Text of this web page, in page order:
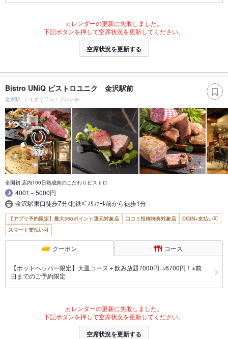
カレンダーの更新に失敗しました。
下記ボタンを押して空席状況を更新してください。
空席状況を更新する
Bistro UNiQ ビストロユニク 金沢駅前
金沢駅 イタリアン・フレンチ
全国初 店内100日熟成肉のこだわりビストロ
4001～5000円
金沢駅東口徒歩7分/北鉄ﾊﾞｽﾘﾌｧｰﾚ前から徒歩1分
【アプリ予約限定】最大350ポイント還元対象店 口コミ投稿特典対象店
COIN+支払い可
スマート支払い可
クーポン コース
【ホットペッパー限定】大皿コース＋飲み放題7000円→6700円！※前
日までのご予約限定
カレンダーの更新に失敗しました。
下記ボタンを押して空席状況を更新してください。
空席状況を更新する